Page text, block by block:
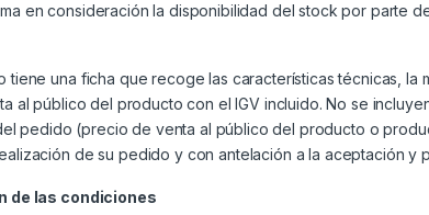
en consideración la disponibilidad del stock por parte
tiene una ficha que recoge las características técnicas,
al público del producto con el IGV incluido. No se
pedido (precio de venta al público del producto o
de su pedido y con antelación a la aceptación y
de las condiciones